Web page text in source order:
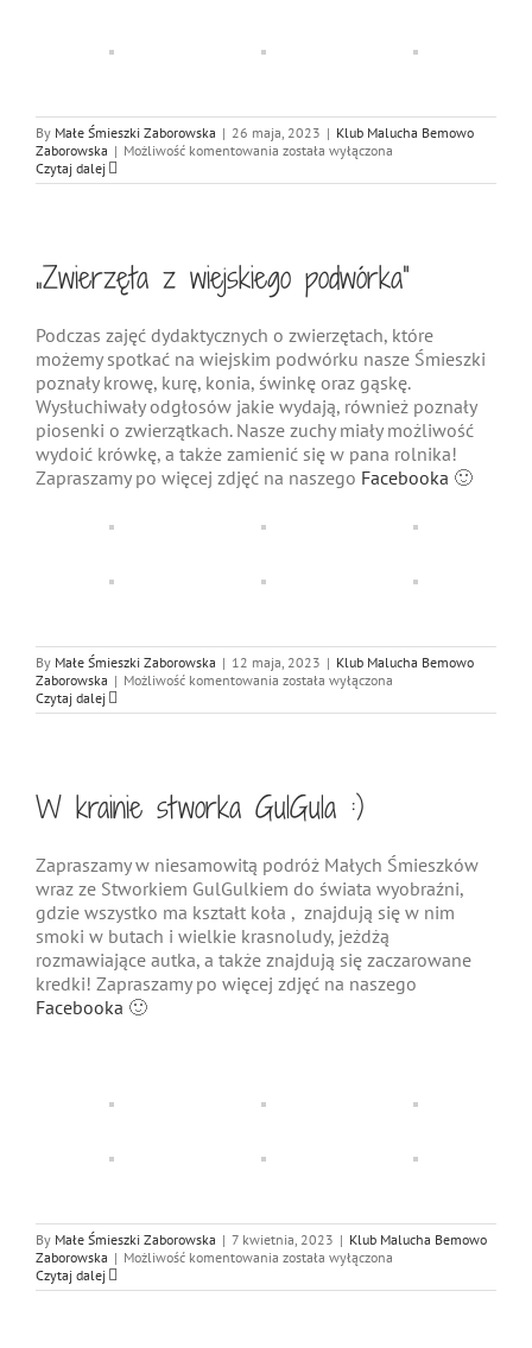
By Małe Śmieszki Zaborowska | 26 maja, 2023 | Klub Malucha Bemowo
Zaborowska | Możliwość komentowania Zajęcia
„Pojazdy”
została wyłączona
Czytaj dalej
„Zwierzęta z wiejskiego podwórka”
Podczas zajęć dydaktycznych o zwierzętach, które
możemy spotkać na wiejskim podwórku nasze Śmieszki
poznały krowę, kurę, konia, świnkę oraz gąskę.
Wysłuchiwały odgłosów jakie wydają, również poznały
piosenki o zwierzątkach. Nasze zuchy miały możliwość
wydoić krówkę, a także zamienić się w pana rolnika!
Zapraszamy po więcej zdjęć na naszego Facebooka 🙂
By Małe Śmieszki Zaborowska | 12 maja, 2023 | Klub Malucha Bemowo
Zaborowska | Możliwość komentowania „Zwierzęta
wiejskiego
została wyłączona
Czytaj dalej
W krainie stworka GulGula :)
Zapraszamy w niesamowitą podróż Małych Śmieszków
wraz ze Stworkiem GulGulkiem do świata wyobraźni,
gdzie wszystko ma kształt koła , znajdują się w nim
smoki w butach i wielkie krasnoludy, jeżdżą
rozmawiające autka, a także znajdują się zaczarowane
kredki! Zapraszamy po więcej zdjęć na naszego
Facebooka 🙂
By Małe Śmieszki Zaborowska | 7 kwietnia, 2023 | Klub Malucha Bemowo
Zaborowska | Możliwość komentowania W
stworka
została wyłączona
Czytaj dalej